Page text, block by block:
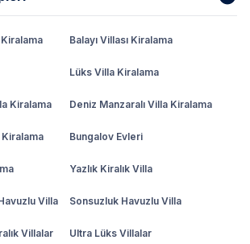
Balayı Villası Kiralama
Lüks Villa Kiralama
Kiralama Deniz Manzaralı Villa Kiralama
Kiralama Bungalov Evleri
Yazlık Kiralık Villa
Villa Sonsuzluk Havuzlu Villa
Villalar Ultra Lüks Villalar